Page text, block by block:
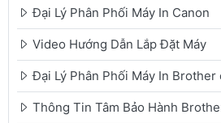
Đại Lý Phân Phối Máy In Canon
Video Hướng Dẫn Lắp Đặt Máy
Đại Lý Phân Phối Máy In Brother
Thông Tin Tâm Bảo Hành